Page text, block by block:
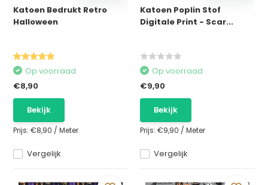
Katoen Bedrukt Retro
Halloween
Vergelijk
Op voorraad
€8,90
Bekijk
Prijs:€8,90 /Meter
Katoen Poplin Stof
Digitale Print - Scar...
Vergelijk
Op voorraad
€9,90
Bekijk
Prijs: €9,90 / Meter